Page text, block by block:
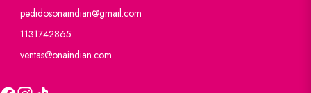
pedidosonaindian@gmail.com
1131742865
ventas@onaindian.com